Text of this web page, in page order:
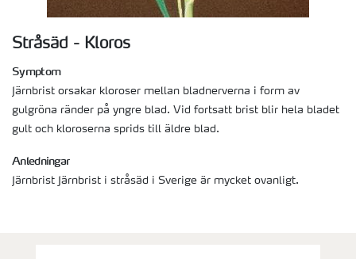
Stråsäd - Kloros
Symptom
Järnbrist orsakar kloroser mellan bladnerverna i form av
gulgröna ränder på yngre blad. Vid fortsatt brist blir hela bladet
gult och kloroserna sprids till äldre blad.
Anledningar
Järnbrist Järnbrist i stråsäd i Sverige är mycket ovanligt.